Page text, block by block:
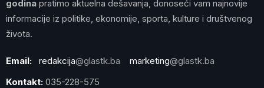
godina pratimo aktuelna dešavanja, donoseći vam najnovije
informacije iz politike, ekonomije, sporta, kulture i društvenog
života.
Email: redakcija@glastk.ba marketing@glastk.ba
Kontakt: 035-228-575